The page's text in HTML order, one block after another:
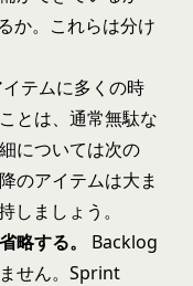
か。これらは分け
テムに多くの時
とは、通常無駄な
については次の
のアイテムは大ま
しましょう。
略する。
Backlog
せん。Sprint